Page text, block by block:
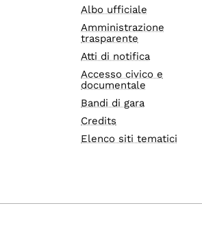
Albo ufficiale
Amministrazione
trasparente
Atti di notifica
Accesso civico e
documentale
Bandi di gara
Credits
Elenco siti tematici